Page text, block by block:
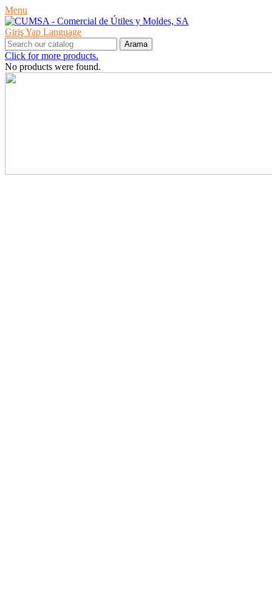
Menu
Giriş Yap Language
Arama
Click for more products.
No products were found.